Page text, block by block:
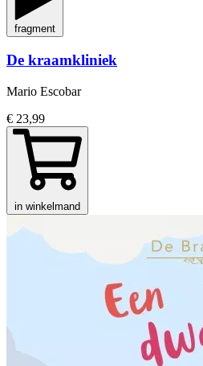
fragment
De kraamkliniek
Mario Escobar
€ 23,99
in winkelmand